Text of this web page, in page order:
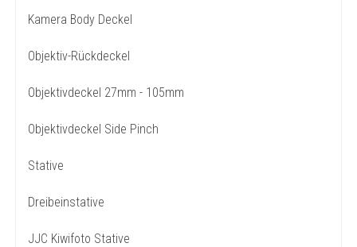
Kamera Body Deckel
Objektiv-Rückdeckel
Objektivdeckel 27mm - 105mm
Objektivdeckel Side Pinch
Stative
Dreibeinstative
JJC Kiwifoto Stative